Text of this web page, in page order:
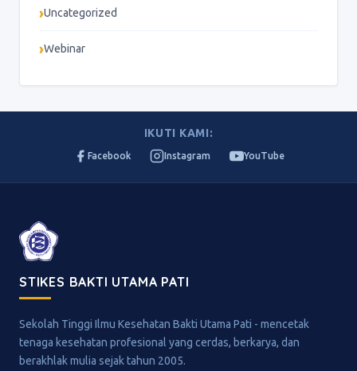
Uncategorized
Webinar
IKUTI KAMI:
Facebook Instagram YouTube
STIKES BAKTI UTAMA PATI
Sekolah Tinggi Ilmu Kesehatan Bakti Utama Pati - mencetak
tenaga kesehatan profesional yang cerdas, berkarya, dan
berakhlak mulia sejak tahun 2005.